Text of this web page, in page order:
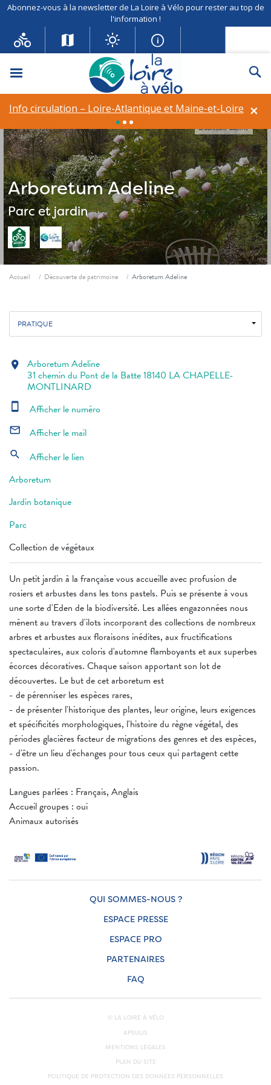
Abonnez-vous à la newsletter de La Loire à Vélo pour rester au top de
l'information !
Menu
×
Info circulation – Loire-Atlantique et Maine-et-Loire
Arboretum Adeline
Parc et jardin
arboretum-adeline
Fil d'ariane
Accueil Découverte de patrimoine Arboretum Adeline
PRATIQUE
Un petit jardin à la française vous accueille avec profusion de
rosiers et arbustes dans les tons pastels. Puis se présente à vous
une sorte d'Eden de la biodiversité. Les allées engazonnées nous
mènent au travers d'ilots incorporant des collections de nombreux
arbres et arbustes aux floraisons inédites, aux fructifications
spectaculaires, aux coloris d'automne flamboyants et aux superbes
écorces décoratives. Chaque saison apportant son lot de
découvertes. Le but de cet arboretum est
- de pérenniser les espèces rares,
- de présenter l'historique des plantes, leur origine, leurs exigences
et spécificités morphologiques, l'histoire du règne végétal, des
périodes glacières facteur de migrations des genres et des espèces,
- d'être un lieu d'échanges pour tous ceux qui partagent cette
passion.
Langues parlées : Français, Anglais
Accueil groupes : oui
Animaux autorisés
location_on Arboretum Adeline
31 chemin du Pont de la Batte 18140 LA CHAPELLE-
MONTLINARD
smartphone Afficher le numéro
mail_outline Afficher le mail
search
Afficher le lien
Arboretum
Jardin botanique
Parc
Collection de végétaux
QUI SOMMES-NOUS ?
ESPACE PRESSE
ESPACE PRO
PARTENAIRES
FAQ
© LA LOIRE À VÉLO
APSULIS
MENTIONS LÉGALES
PLAN DU SITE
POLITIQUE DE PROTECTION DES DONNÉES PERSONNELLES